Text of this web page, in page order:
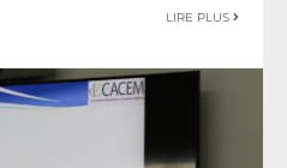
LIRE PLUS